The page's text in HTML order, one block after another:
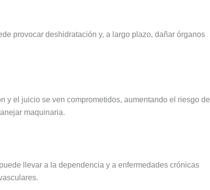
provocar deshidratación y, a largo plazo, dañar órganos
y el juicio se ven comprometidos, aumentando el riesgo de
maquinaria.
llevar a la dependencia y a enfermedades crónicas